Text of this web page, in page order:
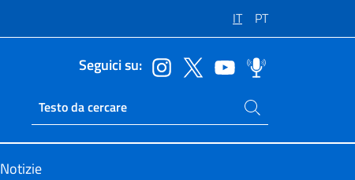
IT PT
Seguici su:
Ricerca sito live
Cerca nel sito
Notizie